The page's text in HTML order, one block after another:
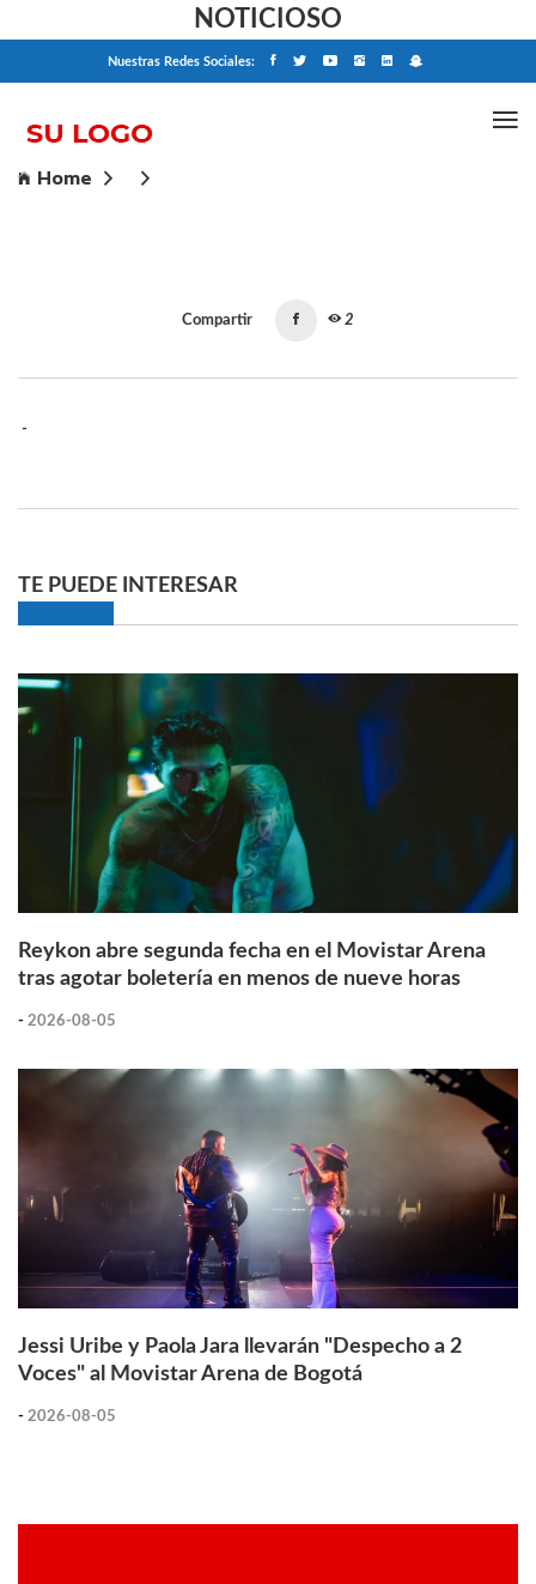
NOTICIOSO
Nuestras Redes Sociales:
Home
Compartir 2
-
TE PUEDE INTERESAR
Reykon abre segunda fecha en el Movistar Arena
tras agotar boletería en menos de nueve horas
- 2026-08-05
Jessi Uribe y Paola Jara llevarán "Despecho a 2
Voces" al Movistar Arena de Bogotá
- 2026-08-05